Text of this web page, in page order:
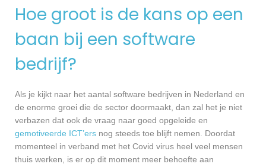
Hoe groot is de kans op een
baan bij een software
bedrijf?
Als je kijkt naar het aantal software bedrijven in Nederland en
de enorme groei die de sector doormaakt, dan zal het je niet
verbazen dat ook de vraag naar goed opgeleide en
gemotiveerde ICT’ers nog steeds toe blijft nemen. Doordat
momenteel in verband met het Covid virus heel veel mensen
thuis werken, is er op dit moment meer behoefte aan